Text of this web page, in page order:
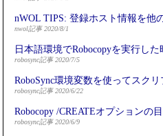
nWOL TIPS: 登録ホスト情報を他
nwol記事 2020/8/1
日本語環境でRobocopyを実行し
robosync記事 2020/7/5
RoboSync環境変数を使ってスク
robosync記事 2020/6/22
Robocopy /CREATEオプションの
robosync記事 2020/6/9